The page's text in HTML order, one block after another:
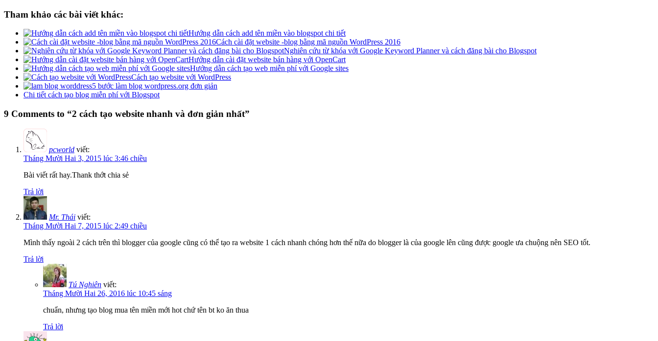
Tham khảo các bài viết khác:
Hướng dẫn cách add tên miền vào blogspot chi tiết
Cách cài đặt website -blog bằng mã nguồn WordPress 2016
Nghiên cứu từ khóa với Google Keyword Planner và cách đăng bài cho Blogspot
Hướng dẫn cài đặt website bán hàng với OpenCart
Hướng dẫn cách tạo web miễn phí với Google sites
Cách tạo website với WordPress
5 bước làm blog wordpress.org đơn giản
Chi tiết cách tạo blog miễn phí với Blogspot
9 Comments to “2 cách tạo website nhanh và đơn giản nhất”
pcworld viết:
Tháng Mười Hai 3, 2015 lúc 3:46 chiều
Bài viết rất hay.Thank thớt chia sẻ
Trả lời
Mr. Thái viết:
Tháng Mười Hai 7, 2015 lúc 2:49 chiều
Mình thấy ngoài 2 cách trên thì blogger của google cũng có thể tạo ra website 1 cách nhanh chóng hơn thế nữa do blogger là của google lên cũng được google ưa chuộng nên SEO tốt.
Trả lời
Tú Nghiên viết:
Tháng Mười Hai 26, 2016 lúc 10:45 sáng
chuẩn, nhưng tạo blog mua tên miền mới hot chứ tên bt ko ăn thua
Trả lời